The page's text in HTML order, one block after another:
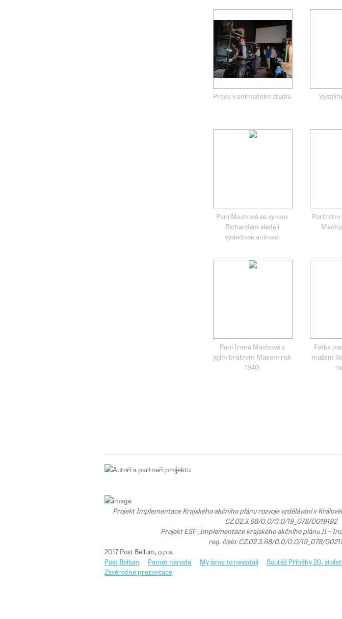
Práce v animačním studiu
Paní Machová se synem
Richardem sledují
výslednou animaci
Portrétní
Paní Irena Machová s
jejím bratrem Maxem rok
1940
Fotka
mužem
Projekt Implementace Krajského akčního plánu rozvoje vzdělávání v
CZ.02.3.68/0.0/0.0/19_078/0019192
Projekt ESF „Implementace krajského akčního plánu II –
reg. číslo: CZ.02.3.68/0.0/0.0/19_078/
2017 Post Bellum, o.p.s.
Post Bellum
Paměť národa My jsme to nevzdali Soutěž Příběhy 20.
Závěrečné prezentace